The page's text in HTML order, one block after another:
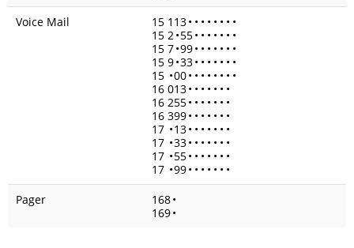
Voice Mail
15 113• • • • • • • •
15 2•55• • • • • • •
15 7•99• • • • • • •
15 9•33• • • • • • •
15 •00• • • • • • • •
16 013• • • • • • •
16 255• • • • • • •
16 399• • • • • • •
17 •13• • • • • • •
17 •33• • • • • • •
17 •55• • • • • • •
17 •99• • • • • • •
Pager
168•
169•